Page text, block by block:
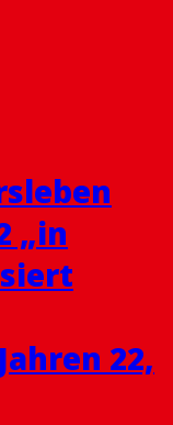
„in
22,